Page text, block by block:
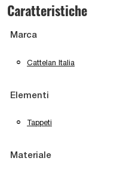
Caratteristiche
Marca
Cattelan Italia
Elementi
Tappeti
Materiale